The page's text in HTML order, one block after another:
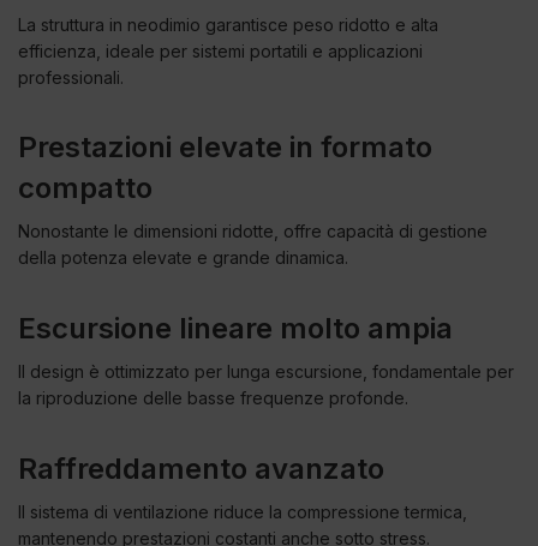
La struttura in neodimio garantisce peso ridotto e alta
efficienza, ideale per sistemi portatili e applicazioni
professionali.
Prestazioni elevate in formato
compatto
Nonostante le dimensioni ridotte, offre capacità di gestione
della potenza elevate e grande dinamica.
Escursione lineare molto ampia
Il design è ottimizzato per lunga escursione, fondamentale per
la riproduzione delle basse frequenze profonde.
Raffreddamento avanzato
Il sistema di ventilazione riduce la compressione termica,
mantenendo prestazioni costanti anche sotto stress.